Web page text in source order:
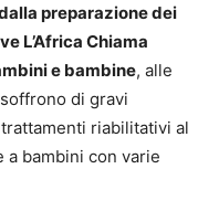
preparazione dei
L’Africa Chiama
e bambine, alle
di gravi
riabilitativi al
bambini con varie